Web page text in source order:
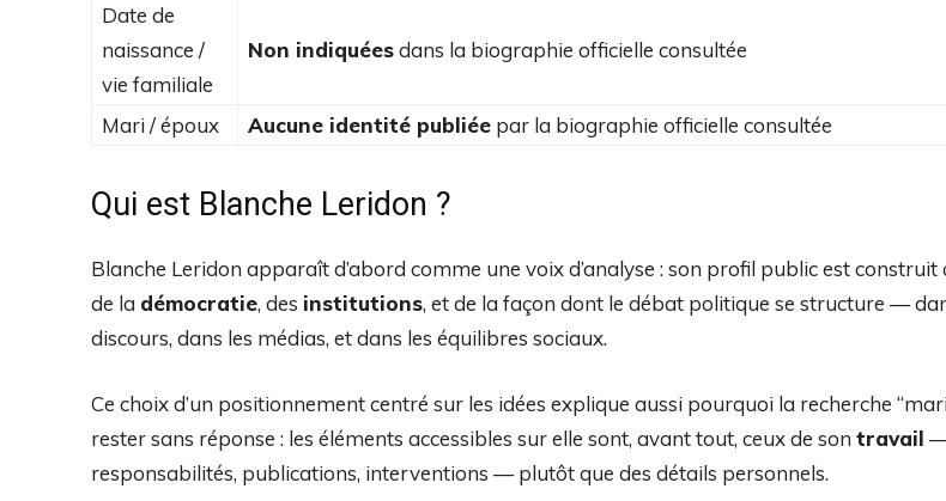
Date de
naissance /
vie familiale
Non indiquéesdans la biographie officielle consultée
Mari / époux Aucune identité publiée par la biographie officielle consultée
Qui est Blanche Leridon ?
Blanche Leridon apparaît d’abord comme une voix d’analyse : son profil public est
de la démocratie, des institutions, et de la façon dont le débat politique se structure —
discours, dans les médias, et dans les équilibres sociaux.
Ce choix d’un positionnement centré sur les idées explique aussi pourquoi la recherche
rester sans réponse : les éléments accessibles sur elle sont, avant tout, ceux de son travail
responsabilités, publications, interventions — plutôt que des détails personnels.